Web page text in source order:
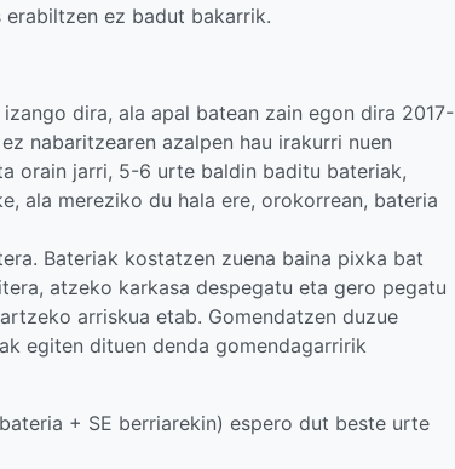
ez badut bakarrik.
dira, ala apal batean zain egon dira 2017-
nabaritzearen azalpen hau irakurri nuen
orain jarri, 5-6 urte baldin baditu bateriak,
ala mereziko du hala ere, orokorrean, bateria
Bateriak kostatzen zuena baina pixka bat
atzeko karkasa despegatu eta gero pegatu
arriskua etab. Gomendatzen duzue
egiten dituen denda gomendagarririk
+ SE berriarekin) espero dut beste urte